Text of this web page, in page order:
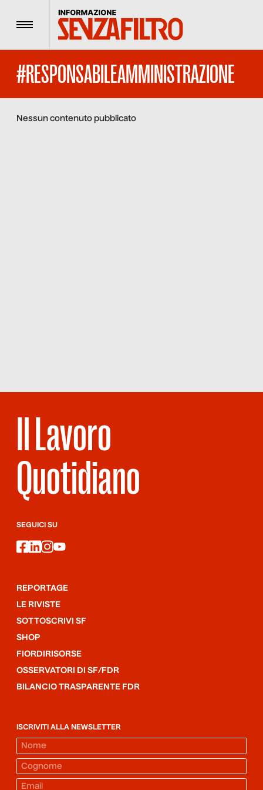
Menu
#RESPONSABILEAMMINISTRAZIONE
Nessun contenuto pubblicato
Il Lavoro
Quotidiano
SEGUICI SU
facebook
linkedin
instagram
youtube
REPORTAGE
LE RIVISTE
SOTTOSCRIVI SF
SHOP
FIORDIRISORSE
OSSERVATORI DI SF/FDR
BILANCIO TRASPARENTE FDR
ISCRIVITI ALLA NEWSLETTER